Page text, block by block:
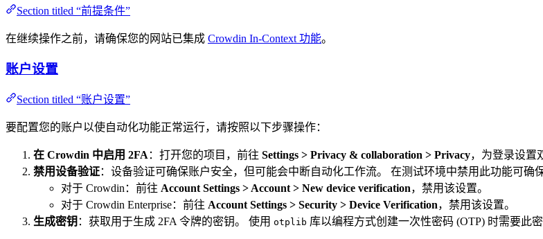
Section titled “前提条件”
在继续操作之前，请确保您的网站已集成 Crowdin In-Context 功能。
账户设置
Section titled “账户设置”
要配置您的账户以使自动化功能正常运行，请按照以下步骤操作：
在 Crowdin 中启用 2FA ：打开您的项目，前往 Settings > Privacy & collaboration > Privacy，为登录设置
禁用设备验证：设备验证可确保账户安全，但可能会中断自动化工作流。 在测试环境中禁用此功能可确
对于 Crowdin：前往 Account Settings > Account > New device verification，禁用该设置。
对于 Crowdin Enterprise：前往 Account Settings > Security > Device Verification，禁用该设置。
生成密钥 ：获取用于生成 2FA 令牌的密钥。 使用 otplib 库以编程方式创建一次性密码 (OTP) 时需要此密